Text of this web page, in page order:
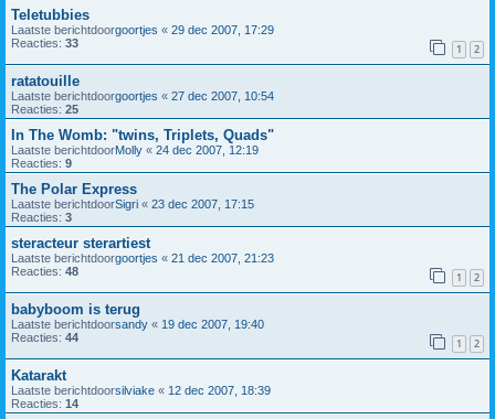
Teletubbies
Laatste berichtdoorgoortjes « 29 dec 2007, 17:29
Reacties: 33 1 2
ratatouille
Laatste berichtdoorgoortjes « 27 dec 2007, 10:54
Reacties: 25
In The Womb: "twins, Triplets, Quads"
Laatste berichtdoorMolly « 24 dec 2007, 12:19
Reacties: 9
The Polar Express
Laatste berichtdoorSigri « 23 dec 2007, 17:15
Reacties: 3
steracteur sterartiest
Laatste berichtdoorgoortjes « 21 dec 2007, 21:23
Reacties: 48 1 2
babyboom is terug
Laatste berichtdoorsandy « 19 dec 2007, 19:40
Reacties: 44 1 2
Katarakt
Laatste berichtdoorsilviake « 12 dec 2007, 18:39
Reacties: 14